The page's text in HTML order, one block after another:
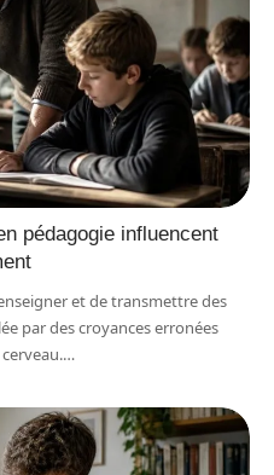
pédagogie influencent
et de transmettre des
par des croyances erronées
…